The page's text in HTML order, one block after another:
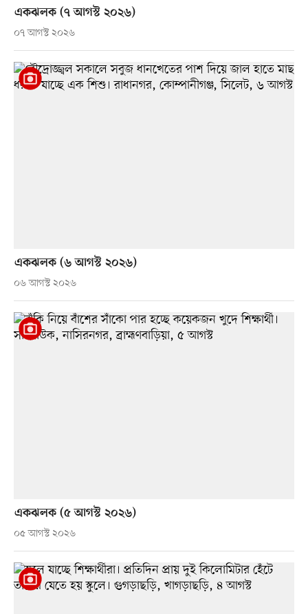
একঝলক (৭ আগস্ট ২০২৬)
০৭ আগস্ট ২০২৬
একঝলক (৬ আগস্ট ২০২৬)
০৬ আগস্ট ২০২৬
একঝলক (৫ আগস্ট ২০২৬)
০৫ আগস্ট ২০২৬